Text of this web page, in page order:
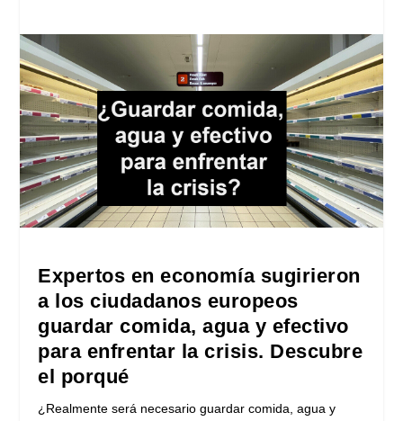
Expertos en economía sugirieron
a los ciudadanos europeos
guardar comida, agua y efectivo
para enfrentar la crisis. Descubre
el porqué
¿Realmente será necesario guardar comida, agua y